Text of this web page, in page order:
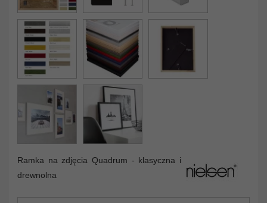
Ramka na zdjęcia Quadrum - klasyczna i
drewnolna